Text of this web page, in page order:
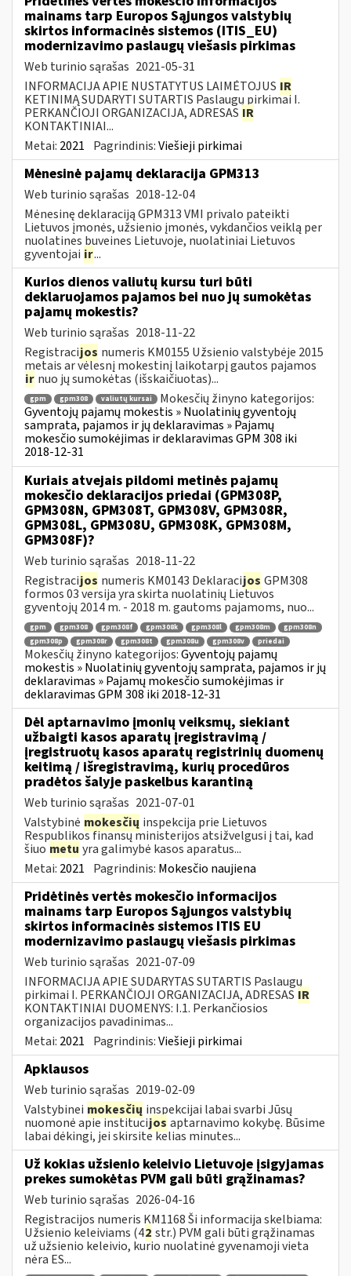
mainams tarp Europos Sąjungos valstybių
skirtos informacinės sistemos (ITIS_EU)
modernizavimo paslaugų viešasis pirkimas
Web turinio sąrašas 2021-05-31
INFORMACIJA APIE NUSTATYTUS LAIMĖTOJUS IR
KETINIMĄ SUDARYTI SUTARTIS Paslaugų pirkimai I.
PERKANČIOJI ORGANIZACIJA, ADRESAS IR
KONTAKTINIAI...
Metai: 2021 Pagrindinis:Viešieji pirkimai
Mėnesinė pajamų deklaracija GPM313
Web turinio sąrašas 2018-12-04
Mėnesinę deklaraciją GPM313 VMI privalo pateikti
Lietuvos įmonės, užsienio įmonės, vykdančios veiklą per
nuolatines buveines Lietuvoje, nuolatiniai Lietuvos
gyventojai ir...
Kurios dienos valiutų kursu turi būti
deklaruojamos pajamos bei nuo jų sumokėtas
pajamų mokestis?
Web turinio sąrašas 2018-11-22
Registracijos numeris KM0155 Užsienio valstybėje 2015
metais ar vėlesnį mokestinį laikotarpį gautos pajamos
ir nuo jų sumokėtas (išskaičiuotas)...
gpm gpm308 valiutų kursai
Mokesčių žinyno kategorijos:
Gyventojų pajamų mokestis » Nuolatinių gyventojų
samprata, pajamos ir jų deklaravimas » Pajamų
mokesčio sumokėjimas ir deklaravimas GPM 308 iki
2018-12-31
Kuriais atvejais pildomi metinės pajamų
mokesčio deklaracijos priedai (GPM308P,
GPM308N, GPM308T, GPM308V, GPM308R,
GPM308L, GPM308U, GPM308K, GPM308M,
GPM308F)?
Web turinio sąrašas 2018-11-22
Registracijos numeris KM0143 Deklaracijos GPM308
formos 03 versija yra skirta nuolatinių Lietuvos
gyventojų 2014 m. - 2018 m. gautoms pajamoms, nuo...
gpm gpm308 gpm308f gpm308k gpm308l gpm308m
gpm308n
gpm308p
gpm308r gpm308t gpm308u gpm308v priedai
Mokesčių žinyno kategorijos:Gyventojų pajamų
mokestis » Nuolatinių gyventojų samprata, pajamos ir jų
deklaravimas » Pajamų mokesčio sumokėjimas ir
deklaravimas GPM 308 iki 2018-12-31
Dėl aptarnavimo įmonių veiksmų, siekiant
užbaigti kasos aparatų įregistravimą /
įregistruotų kasos aparatų registrinių duomenų
keitimą / išregistravimą, kurių procedūros
pradėtos šalyje paskelbus karantiną
Web turinio sąrašas 2021-07-01
Valstybinė mokesčių inspekcija prie Lietuvos
Respublikos finansų ministerijos atsižvelgusi į tai, kad
šiuo metu yra galimybė kasos aparatus...
Metai: 2021 Pagrindinis: Mokesčio naujiena
Pridėtinės vertės mokesčio informacijos
mainams tarp Europos Sąjungos valstybių
skirtos informacinės sistemos ITIS EU
modernizavimo paslaugų viešasis pirkimas
Web turinio sąrašas 2021-07-09
INFORMACIJA APIE SUDARYTAS SUTARTIS Paslaugų
pirkimai I. PERKANČIOJI ORGANIZACIJA, ADRESAS IR
KONTAKTINIAI DUOMENYS: I.1. Perkančiosios
organizacijos pavadinimas...
Metai: 2021 Pagrindinis:Viešieji pirkimai
Apklausos
Web turinio sąrašas 2019-02-09
Valstybinei mokesčių inspekcijai labai svarbi Jūsų
nuomonė apie institucijos aptarnavimo kokybę. Būsime
labai dėkingi, jei skirsite kelias minutes...
Už kokias užsienio keleivio Lietuvoje įsigyjamas
prekes sumokėtas PVM gali būti grąžinamas?
Web turinio sąrašas 2026-04-16
Registracijos numeris KM1168 Ši informacija skelbiama:
Užsienio keleiviams (42 str.) PVM gali būti grąžinamas
už užsienio keleivio, kurio nuolatinė gyvenamoji vieta
nėra ES...